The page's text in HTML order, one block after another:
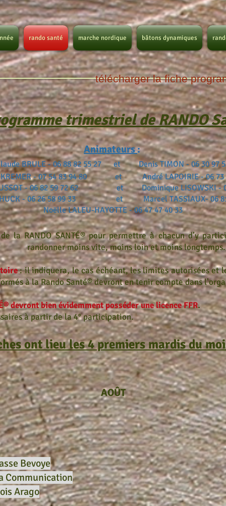
rando santé marche nordique bâtons dynamiques
télécharger la fiche
trimestriel de RANDO
Animateurs:
BRULE - 06 88 82 55 27et Denis TIMON - 06 30 97
KREMER - 07 54 83 94 80 et André LAPOIRIE - 06 73
- 06 82 59 72 62 et Dominique LISOWSKI - 06
- 06 26 58 99 33 et Marcel TASSIAUX- 06 81
Noëlle LALEU-HAYOTTE - 06 47 47 40 33
la RANDO SANTÉ® pour permettre à chacun d’y
vite, moins loin et moins longtemps.
: il indiquera, le cas échéant, les limites autorisées et
à la Rando Santé® devront en tenir compte dans
devront bien évidemment posséder une licence FFR.
à partir de la 4° participation.
ont lieu les 4 premiers mardis du
AOÛT
Bevoye
Arago